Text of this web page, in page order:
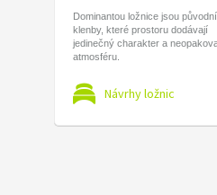
Dominantou ložnice jsou původní
klenby, které prostoru dodávají
jedinečný charakter a
atmosféru.
Návrhy ložnic